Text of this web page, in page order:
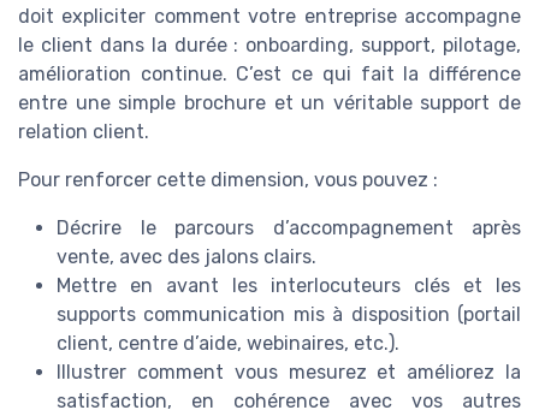
doit expliciter comment votre entreprise accompagne
le client dans la durée : onboarding, support, pilotage,
amélioration continue. C’est ce qui fait la différence
entre une simple brochure et un véritable support de
relation client.
Pour renforcer cette dimension, vous pouvez :
Décrire le parcours d’accompagnement après
vente, avec des jalons clairs.
Mettre en avant les interlocuteurs clés et les
supports communication mis à disposition (portail
client, centre d’aide, webinaires, etc.).
Illustrer comment vous mesurez et améliorez la
satisfaction, en cohérence avec vos autres